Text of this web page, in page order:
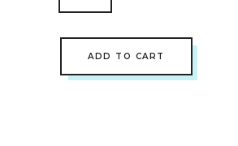
Notepad
ADD TO CART